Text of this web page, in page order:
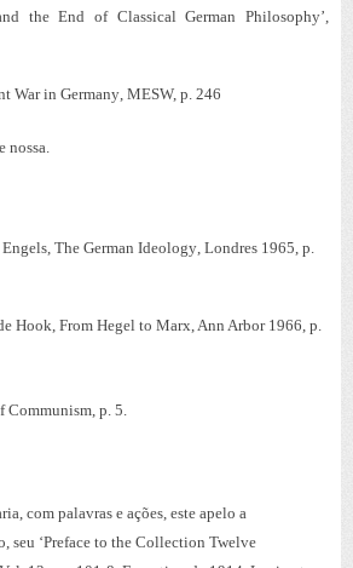
the End of Classical German Philosophy’,
War in Germany , MESW, p. 246
The German Ideology , Londres 1965, p.
Hook, From Hegel to Marx , Ann Arbor 1966, p.
Communism , p. 5.
com palavras e ações, este apelo a
seu ‘Preface to the Collection Twelve